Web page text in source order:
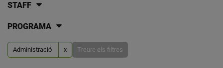
STAFF
PROGRAMA
Administració x Treure els filtres